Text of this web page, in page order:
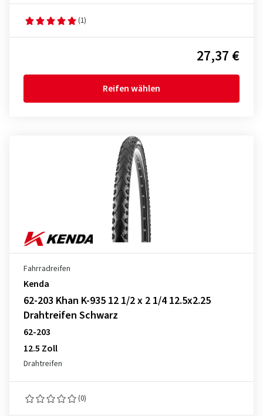
(1)
27,37 €
Reifen wählen
Fahrradreifen
Kenda
62-203 Khan K-935 12 1/2 x 2 1/4 12.5x2.25
Drahtreifen Schwarz
62-203
12.5 Zoll
Drahtreifen
(0)